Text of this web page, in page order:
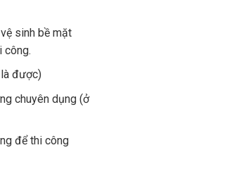
sinh bề mặt
công.
là được)
chuyên dụng (ở
để thi công